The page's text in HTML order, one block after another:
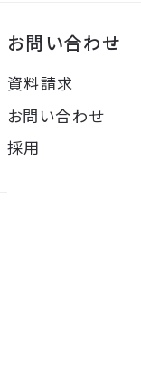
お問い合わせ
資料請求
お問い合わせ
採用